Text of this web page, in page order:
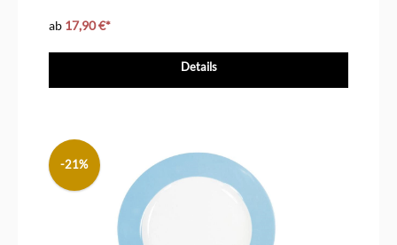
ab 17,90 €*
Details
-21%